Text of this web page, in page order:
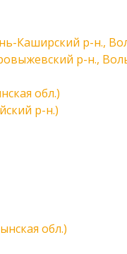
Каширский р-н.,
р-н.,
обл.)
р-н.)
обл.)